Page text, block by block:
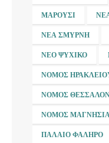
ΜΑΡΟΎΣΙ
ΝΈΑ ΣΜΎΡΝΗ
ΝΈΟ ΨΥΧΙΚΌ
ΝΟΜΌΣ
ΝΟΜΌΣ
ΝΟΜΌΣ
ΠΑΛΑΙΌ ΦΆΛΗΡΟ